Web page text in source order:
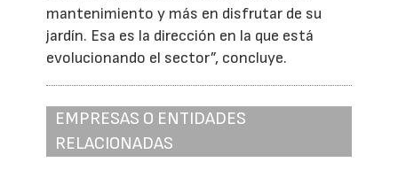
mantenimiento y más en disfrutar de su
jardín. Esa es la dirección en la que está
evolucionando el sector”, concluye.
EMPRESAS O ENTIDADES
RELACIONADAS